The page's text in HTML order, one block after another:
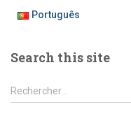
Português
Search this site
R
e
Rechercher…